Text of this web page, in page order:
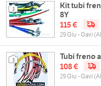
3
Kit tubi
8Y
115 €
29 Giu - Gavi
3
Tubi freno
108 €
29 Giu - Gavi